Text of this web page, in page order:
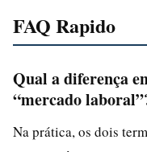
FAQ Rapido
Qual a diferença
“mercado
Na prática, os dois